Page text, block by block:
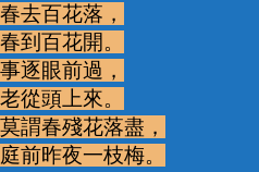
春去百花落，
春到百花開。
事逐眼前過，
老從頭上來。
莫謂春殘花落盡，
庭前昨夜一枝梅。